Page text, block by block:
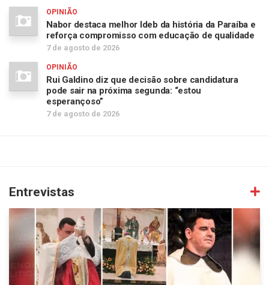
OPINIÃO
Nabor destaca melhor Ideb da história da Paraíba e
reforça compromisso com educação de qualidade
7 de agosto de 2026
OPINIÃO
Rui Galdino diz que decisão sobre candidatura
pode sair na próxima segunda: “estou
esperançoso”
7 de agosto de 2026
Entrevistas